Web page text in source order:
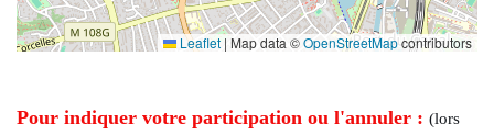
Leaflet | Map data ©OpenStreetMapcontributors
Pour indiquer votre participation ou l'annuler : (lors